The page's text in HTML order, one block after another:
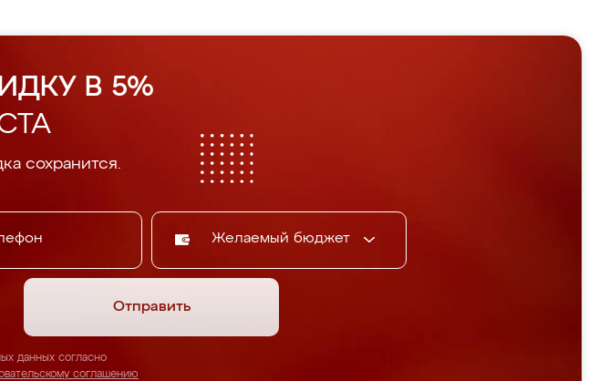
В 5%
сохранится.
Желаемый бюджет
Отправить
данных согласно
соглашению